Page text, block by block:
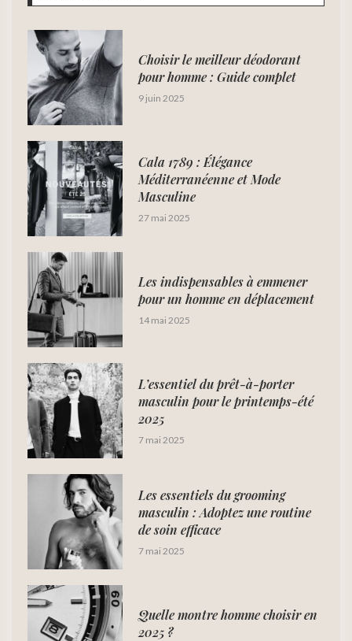
Choisir le meilleur déodorant
pour homme : Guide complet
9 juin 2025
Cala 1789 : Élégance
Méditerranéenne et Mode
Masculine
27 mai 2025
Les indispensables à emmener
pour un homme en déplacement
14 mai 2025
L’essentiel du prêt-à-porter
masculin pour le printemps-été
2025
7 mai 2025
Les essentiels du grooming
masculin : Adoptez une routine
de soin efficace
7 mai 2025
Quelle montre homme choisir en
2025 ?